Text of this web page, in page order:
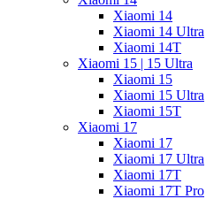
Xiaomi 14
Xiaomi 14 Ultra
Xiaomi 14T
Xiaomi 15 | 15 Ultra
Xiaomi 15
Xiaomi 15 Ultra
Xiaomi 15T
Xiaomi 17
Xiaomi 17
Xiaomi 17 Ultra
Xiaomi 17T
Xiaomi 17T Pro